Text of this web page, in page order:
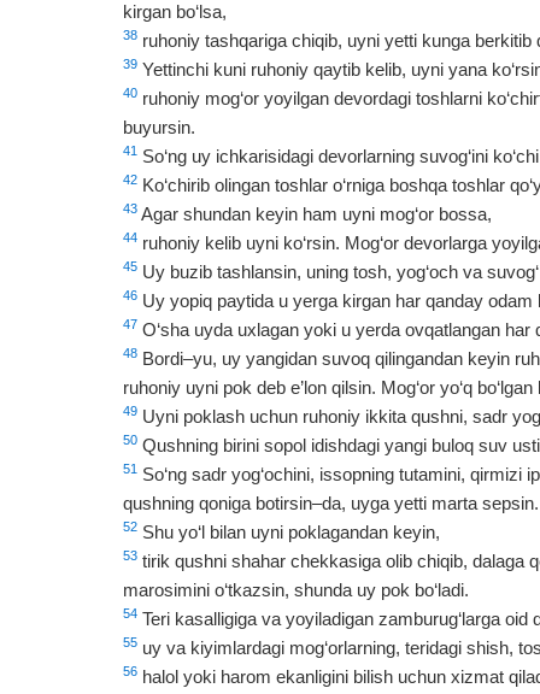
kirgan bo‘lsa,
38 ruhoniy tashqariga chiqib, uyni yetti kunga berkitib
39 Yettinchi kuni ruhoniy qaytib kelib, uyni yana
40 ruhoniy mog‘or yoyilgan devordagi toshlarni
buyursin.
41 So‘ng uy ichkarisidagi devorlarning suvog‘ini
42 Ko‘chirib olingan toshlar o‘rniga boshqa toshlar
43 Agar shundan keyin ham uyni mog‘or bossa,
44 ruhoniy kelib uyni ko‘rsin. Mog‘or devorlarga
45 Uy buzib tashlansin, uning tosh, yog‘och va
46 Uy yopiq paytida u yerga kirgan har qanday
47 O‘sha uyda uxlagan yoki u yerda ovqatlangan
48 Bordi–yu, uy yangidan suvoq qilingandan keyin
ruhoniy uyni pok deb e’lon qilsin. Mog‘or yo‘q bo‘lgan
49 Uyni poklash uchun ruhoniy ikkita qushni, sadr
50 Qushning birini sopol idishdagi yangi buloq suv
51
So‘ng sadr yog‘ochini, issopning tutamini, qirmizi
qushning qoniga botirsin–da, uyga yetti marta sepsin.
52 Shu yo‘l bilan uyni poklagandan keyin,
53 tirik qushni shahar chekkasiga olib chiqib, dalaga
marosimini o‘tkazsin, shunda uy pok bo‘ladi.
54 Teri kasalligiga va yoyiladigan zamburug‘larga
55 uy va kiyimlardagi mog‘orlarning, teridagi shish,
56 halol yoki harom ekanligini bilish uchun xizmat